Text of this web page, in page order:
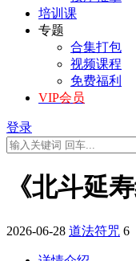
培训课
专题
合集打包
视频课程
免费福利
VIP会员
登录
《北斗延
2026-06-28 道法符咒 6